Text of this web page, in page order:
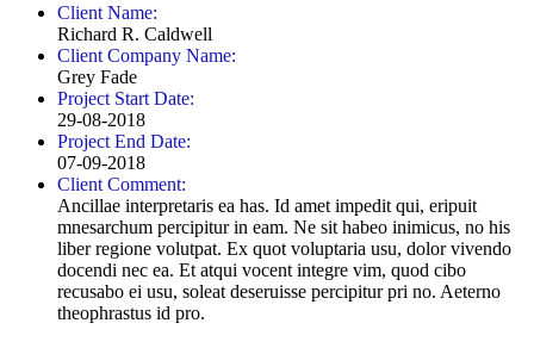
Client Name:
Richard R. Caldwell
Client Company Name:
Grey Fade
Project Start Date:
29-08-2018
Project End Date:
07-09-2018
Client Comment:
Ancillae interpretaris ea has. Id amet impedit qui, eripuit
mnesarchum percipitur in eam. Ne sit habeo inimicus, no his
liber regione volutpat. Ex quot voluptaria usu, dolor vivendo
docendi nec ea. Et atqui vocent integre vim, quod cibo
recusabo ei usu, soleat deseruisse percipitur pri no. Aeterno
theophrastus id pro.